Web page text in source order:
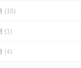
(10)
(1)
(4)